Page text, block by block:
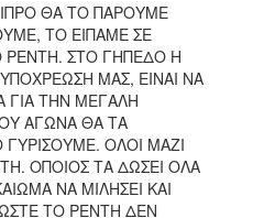
ΘΑ ΤΟ ΠΑΡΟΥΜΕ
ΤΟ ΕΙΠΑΜΕ ΣΕ
ΡΕΝΤΗ. ΣΤΟ ΓΗΠΕΔΟ Η
ΜΑΣ, ΕΙΝΑΙ ΝΑ
ΤΗΝ ΜΕΓΑΛΗ
ΑΓΩΝΑ ΘΑ ΤΑ
ΟΛΟΙ ΜΑΖΙ
ΟΠΟΙΟΣ ΤΑ ΔΩΣΕΙ ΟΛΑ
ΝΑ ΜΙΛΗΣΕΙ ΚΑΙ
ΤΟ ΡΕΝΤΗ ΔΕΝ